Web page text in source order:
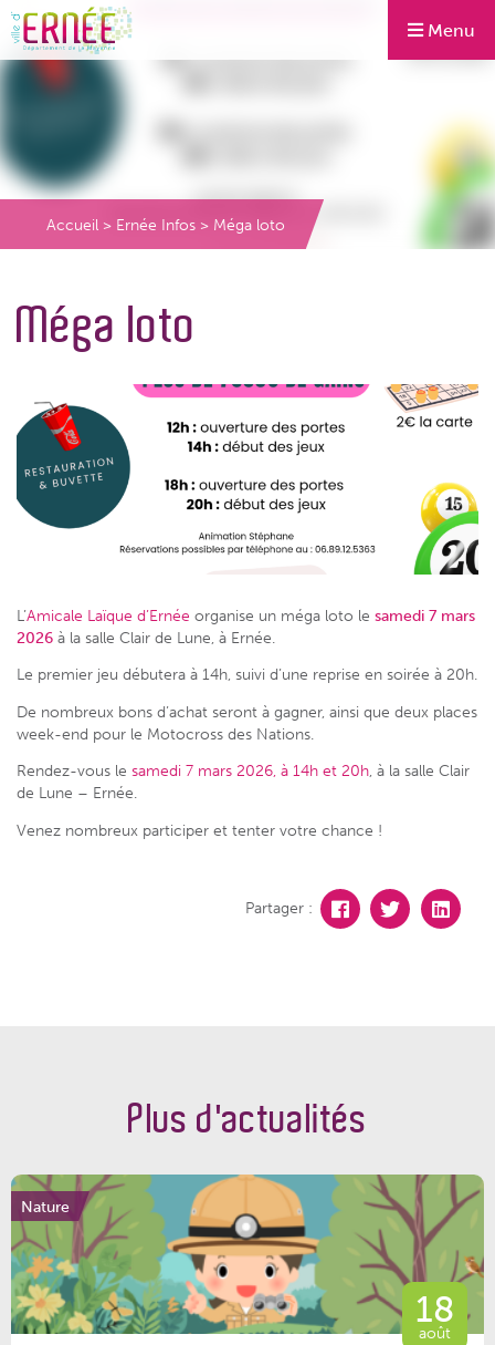
Menu
Accueil > Ernée Infos > Méga loto
Méga loto
L’Amicale Laïque d’Ernée organise un méga loto le samedi 7 mars
2026 à la salle Clair de Lune, à Ernée.
Le premier jeu débutera à 14h, suivi d’une reprise en soirée à 20h.
De nombreux bons d’achat seront à gagner, ainsi que deux places
week-end pour le Motocross des Nations.
Rendez-vous le samedi 7 mars 2026, à 14h et 20h, à la salle Clair
de Lune – Ernée.
Venez nombreux participer et tenter votre chance !
Partager :
Plus d'actualités
Nature
18
août